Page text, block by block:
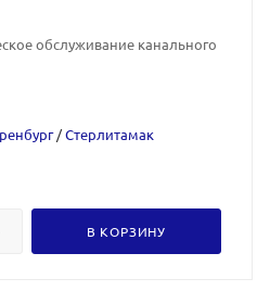
обслуживание канального
/Стерлитамак
В КОРЗИНУ